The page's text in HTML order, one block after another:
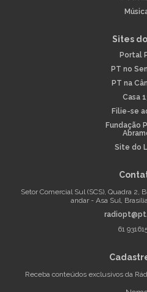
Sites
Portal
PT no
PT na
Casa
Filie-se
Fundação
Site do
Setor Comercial Sul (SCS), Quadra 2,
andar - Asa Sul,
61
Receba conteúdos exclusivos da